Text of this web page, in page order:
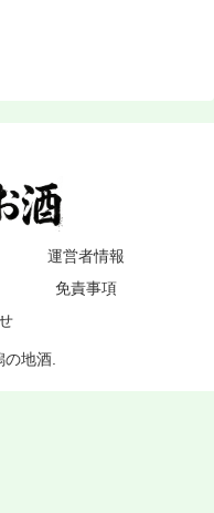
運営者情報
免責事項
地酒.